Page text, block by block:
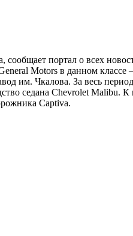
портал о всех
Motors в данном
им. Чкалова. За весь
седана Chevrolet Malibu.
Captiva.